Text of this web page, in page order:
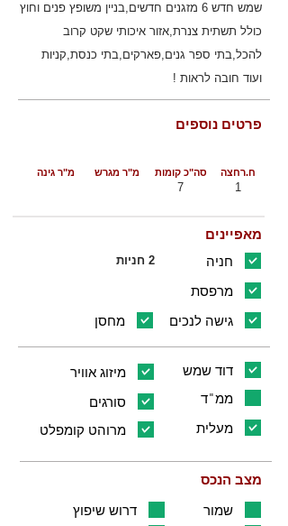
שמש חדש 6 מזגנים חדשים,בניין משופץ פנים וחוץ
כולל תשתית צנרת,אזור איכותי שקט קרוב
להכל,בתי ספר גנים,פארקים,בתי כנסת,קניות
ועוד חובה לראות !
פרטים נוספים
סה"כ קומות מ"ר גינה מ"ר מגרש ח.רחצה
7 1
מאפיינים
חניה 2 חניות
מרפסת
מחסן
גישה לנכים
מיזוג אוויר
דוד שמש
סורגים
ממ"ד
מרוהט קומפלט
מעלית
מצב הנכס
דרוש שיפוץ
שמור